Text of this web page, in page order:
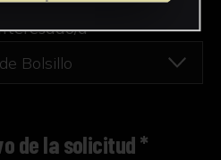
a*
Bolsillo
de la solicitud *